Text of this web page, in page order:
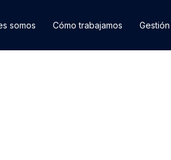
somos Cómo trabajamos